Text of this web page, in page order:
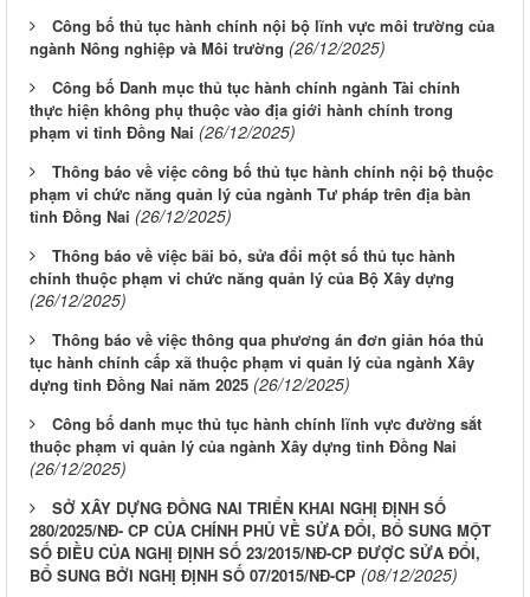
Công bố thủ tục hành chính nội bộ lĩnh vực môi trường của
ngành Nông nghiệp và Môi trường (26/12/2025)
Công bố Danh mục thủ tục hành chính ngành Tài chính
thực hiện không phụ thuộc vào địa giới hành chính trong
phạm vi tỉnh Đồng Nai (26/12/2025)
Thông báo về việc công bố thủ tục hành chính nội bộ thuộc
phạm vi chức năng quản lý của ngành Tư pháp trên địa bàn
tỉnh Đồng Nai (26/12/2025)
Thông báo về việc bãi bỏ, sửa đổi một số thủ tục hành
chính thuộc phạm vi chức năng quản lý của Bộ Xây dựng
(26/12/2025)
Thông báo về việc thông qua phương án đơn giản hóa thủ
tục hành chính cấp xã thuộc phạm vi quản lý của ngành Xây
dựng tỉnh Đồng Nai năm 2025 (26/12/2025)
Công bố danh mục thủ tục hành chính lĩnh vực đường sắt
thuộc phạm vi quản lý của ngành Xây dựng tỉnh Đồng Nai
(26/12/2025)
SỞ XÂY DỰNG ĐỒNG NAI TRIỂN KHAI NGHỊ ĐỊNH SỐ
280/2025/NĐ- CP CỦA CHÍNH PHỦ VỀ SỬA ĐỔI, BỔ SUNG MỘT
SỐ ĐIỀU CỦA NGHỊ ĐỊNH SỐ 23/2015/NĐ-CP ĐƯỢC SỬA ĐỔI,
BỔ SUNG BỞI NGHỊ ĐỊNH SỐ 07/2015/NĐ-CP (08/12/2025)